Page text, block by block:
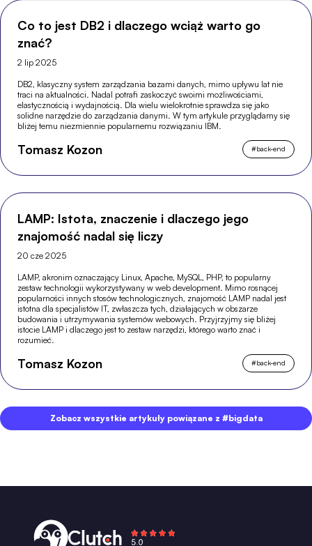
Co to jest DB2 i dlaczego wciąż warto go
znać?
2 lip 2025
DB2, klasyczny system zarządzania bazami danych, mimo upływu lat nie
traci na aktualności. Nadal potrafi zaskoczyć swoimi możliwościami,
elastycznością i wydajnością. Dla wielu wielokrotnie sprawdza się jako
solidne narzędzie do zarządzania danymi. W tym artykule przyglądamy się
bliżej temu niezmiennie popularnemu rozwiązaniu IBM.
Tomasz Kozon #back-end
LAMP: Istota, znaczenie i dlaczego jego
znajomość nadal się liczy
20 cze 2025
LAMP, akronim oznaczający Linux, Apache, MySQL, PHP, to popularny
zestaw technologii wykorzystywany w web development. Mimo rosnącej
popularności innych stosów technologicznych, znajomość LAMP nadal jest
istotna dla specjalistów IT, zwłaszcza tych, działających w obszarze
budowania i utrzymywania systemów webowych. Przyjrzyjmy się bliżej
istocie LAMP i dlaczego jest to zestaw narzędzi, którego warto znać i
rozumieć.
Tomasz Kozon #back-end
Zobacz wszystkie artykuły powiązane z #bigdata